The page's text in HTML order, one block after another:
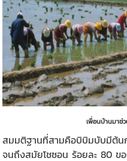
เพื่อนบ้านมาช่
สมมติฐานที่สามคือบิบิมบับมีต้น
จนถึงสมัยโชซอน ร้อยละ 80 ข